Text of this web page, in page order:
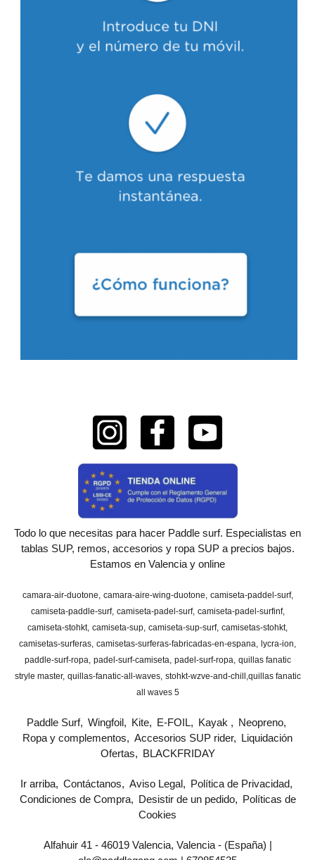
Todo lo que necesitas para hacer Paddle surf. Especialistas en
tablas SUP, remos, accesorios y ropa SUP a precios bajos.
Estamos en Valencia y online
camara-air-duotone camara-aire-wing-duotone camiseta-paddel-surf
camiseta-paddle-surf camiseta-padel-surf camiseta-padel-surfinf
camiseta-stohkt camiseta-sup camiseta-sup-surf camisetas-stohkt
camisetas-surferas camisetas-surferas-fabricadas-en-espana
lycra-ion
paddle-surf-ropa padel-surf-camiseta padel-surf-ropa quillas fanatic
stryle master quillas-fanatic-all-waves stohkt-wzve-and-chill
​quillas fanatic
all waves 5
Paddle Surf Wingfoil Kite E-FOIL Kayak
Neopreno
Ropa y complementos
Accesorios SUP rider
Liquidación
Ofertas
BLACKFRIDAY
Ir arriba Contáctanos Aviso Legal
Política de Privacidad
Condiciones de Compra
Desistir de un pedido
Políticas de
Cookies
Alfahuir 41 - 46019 Valencia, Valencia - (España) |